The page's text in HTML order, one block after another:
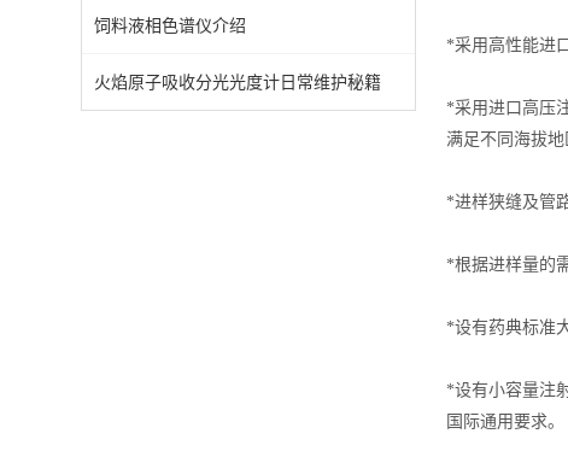
饲料液相色谱仪介绍
火焰原子吸收分光光度计日常维护秘籍
*采用高性能进
*采用进口高压
满足不同海拔地
*进样狭缝及管
*根据进样量的
*设有药典标准
*设有小容量注
国际通用要求。